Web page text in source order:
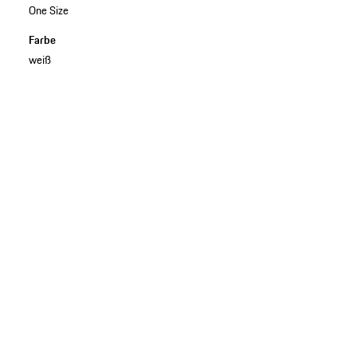
One Size
Farbe
weiß